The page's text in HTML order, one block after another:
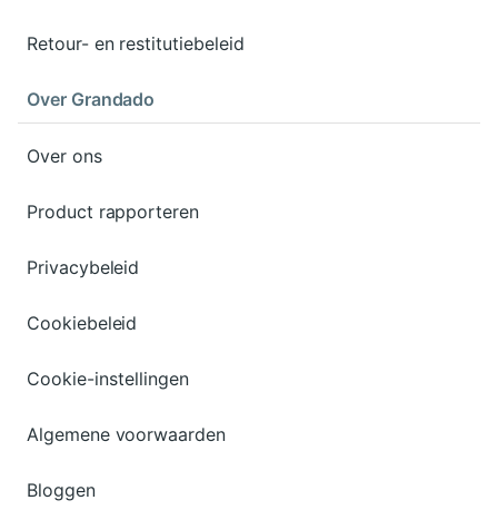
Retour- en restitutiebeleid
Over Grandado
Over ons
Product rapporteren
Privacybeleid
Cookiebeleid
Cookie-instellingen
Algemene voorwaarden
Bloggen